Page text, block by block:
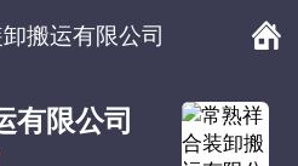
搬运有限公司
有限公司